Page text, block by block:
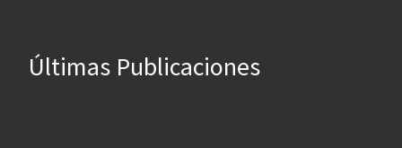
Últimas Publicaciones